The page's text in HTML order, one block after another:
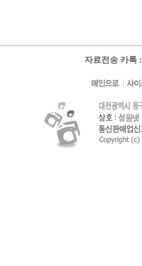
자료전송 카톡 :